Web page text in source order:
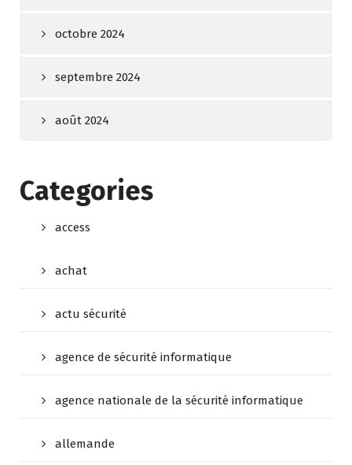
octobre 2024
septembre 2024
août 2024
Categories
access
achat
actu sécurité
agence de sécurité informatique
agence nationale de la sécurité informatique
allemande